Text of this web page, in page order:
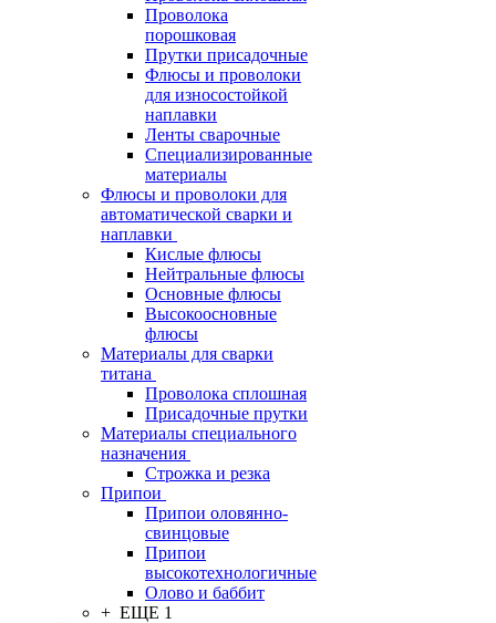
Проволока
порошковая
Прутки присадочные
Флюсы и проволоки
для износостойкой
наплавки
Ленты сварочные
Специализированные
материалы
Флюсы и проволоки для
автоматической сварки и
наплавки
Кислые флюсы
Нейтральные флюсы
Основные флюсы
Высокоосновные
флюсы
Материалы для сварки
титана
Проволока сплошная
Присадочные прутки
Материалы специального
назначения
Строжка и резка
Припои
Припои оловянно-
свинцовые
Припои
высокотехнологичные
Олово и баббит
+ ЕЩЕ 1